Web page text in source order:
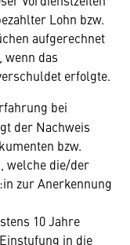
Lohn bzw.
aufgerechnet
wenn das
erfolgte.
bei
der Nachweis
bzw.
welche die/der
zur Anerkennung
10 Jahre
in die